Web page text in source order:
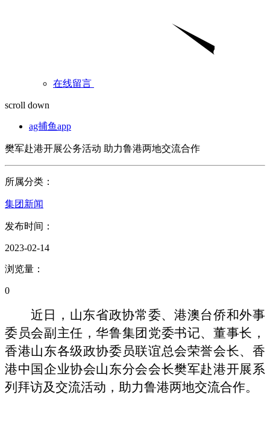
在线留言
scroll down
ag捕鱼app
樊军赴港开展公务活动 助力鲁港两地交流合作
所属分类：
集团新闻
发布时间：
2023-02-14
浏览量：
0
近日， 山东省政协常委、港澳台侨和外事
委员会副主任，华鲁集团党委书记、董事长，
香港山东各级政协委员联谊总会荣誉会长、香
港中国企业协会山东分会会长樊军赴港开展系
列拜访及交流活动，助力鲁港两地交流合作。